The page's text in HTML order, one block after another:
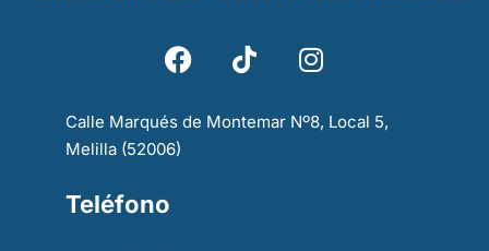
Calle Marqués de Montemar Nº8, Local 5,
Melilla (52006)
Teléfono